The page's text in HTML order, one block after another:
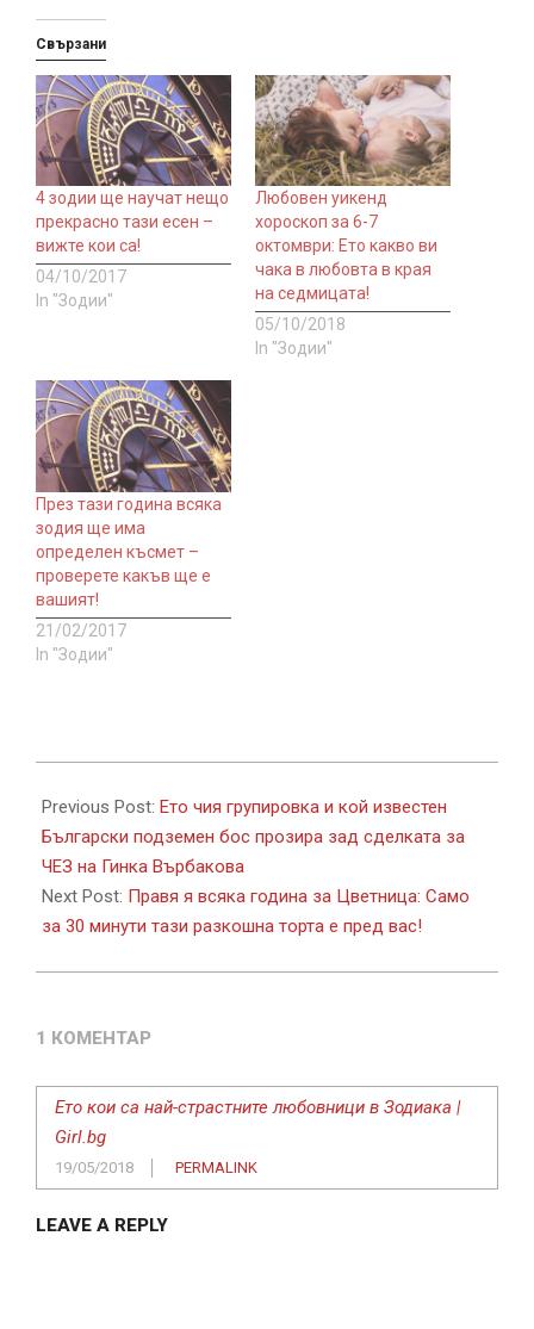
Свързани
4 зодии ще научат нещо
прекрасно тази есен –
вижте кои са!
04/10/2017
In "Зодии"
Любовен уикенд
хороскоп за 6-7
октомври: Ето какво ви
чака в любовта в края
на седмицата!
05/10/2018
In "Зодии"
През тази година всяка
зодия ще има
определен късмет –
проверете какъв ще е
вашият!
21/02/2017
In "Зодии"
03-
06
Previous Post: Ето чия групировка и кой известен
Български подземен бос прозира зад сделката за
ЧЕЗ на Гинка Върбакова
Next Post: Правя я всяка година за Цветница: Само
за 30 минути тази разкошна торта е пред вас!
1 КОМЕНТАР
Ето кои са най-страстните любовници в Зодиака |
Girl.bg
19/05/2018 PERMALINK
LEAVE A REPLY